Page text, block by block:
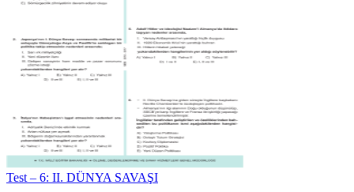
Test – 6: II. DÜNYA SAVAŞI